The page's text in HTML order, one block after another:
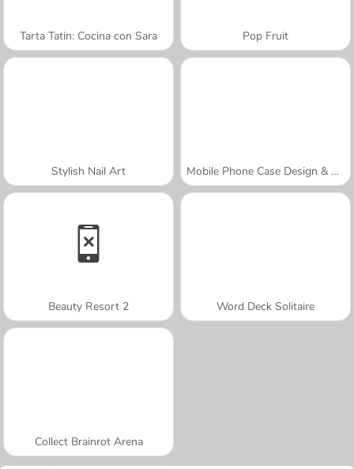
Tarta Tatin: Cocina con Sara Pop Fruit
Stylish Nail Art Mobile Phone Case Design & DIY
Beauty Resort 2 Word Deck Solitaire
Collect Brainrot Arena